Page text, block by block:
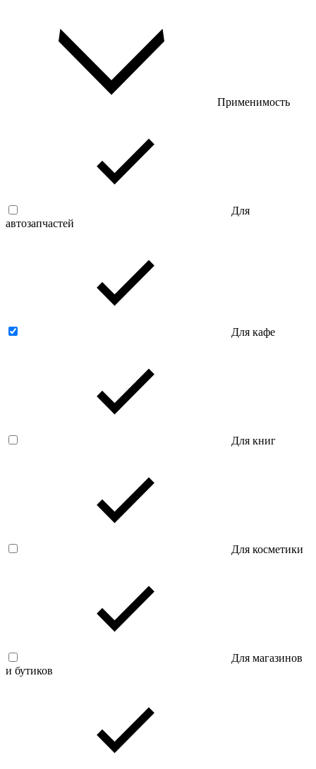
Применимость
Для
автозапчастей
Для кафе
Для книг
Для косметики
Для магазинов
и бутиков